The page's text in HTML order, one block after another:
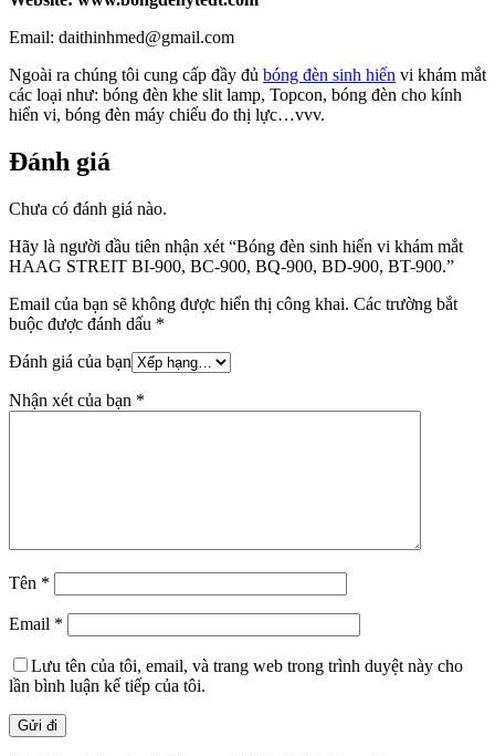
Email: daithinhmed@gmail.com
Ngoài ra chúng tôi cung cấp đầy đủ bóng đèn sinh hiển vi khám mắt
các loại như: bóng đèn khe slit lamp, Topcon, bóng đèn cho kính
hiển vi, bóng đèn máy chiếu đo thị lực…vvv.
Đánh giá
Chưa có đánh giá nào.
Hãy là người đầu tiên nhận xét “Bóng đèn sinh hiển vi khám mắt
HAAG STREIT BI-900, BC-900, BQ-900, BD-900, BT-900.”
Email của bạn sẽ không được hiển thị công khai. Các trường bắt
buộc được đánh dấu *
Đánh giá của bạn
Nhận xét của bạn *
Tên *
Email *
Lưu tên của tôi, email, và trang web trong trình duyệt này cho
lần bình luận kế tiếp của tôi.